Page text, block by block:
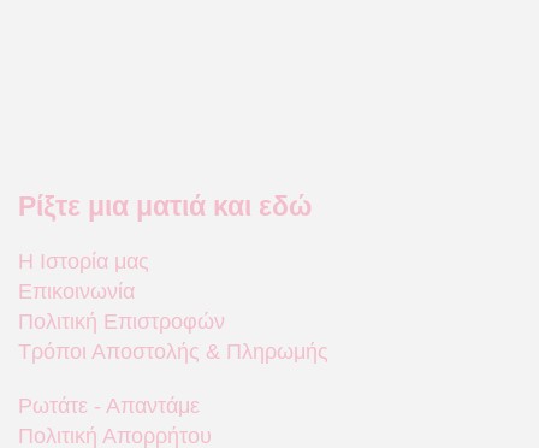
Ρίξτε μια ματιά και εδώ
Η Ιστορία μας
Επικοινωνία
Πολιτική Επιστροφών
Τρόποι Αποστολής & Πληρωμής
Ρωτάτε - Απαντάμε
Πολιτική Απορρήτου